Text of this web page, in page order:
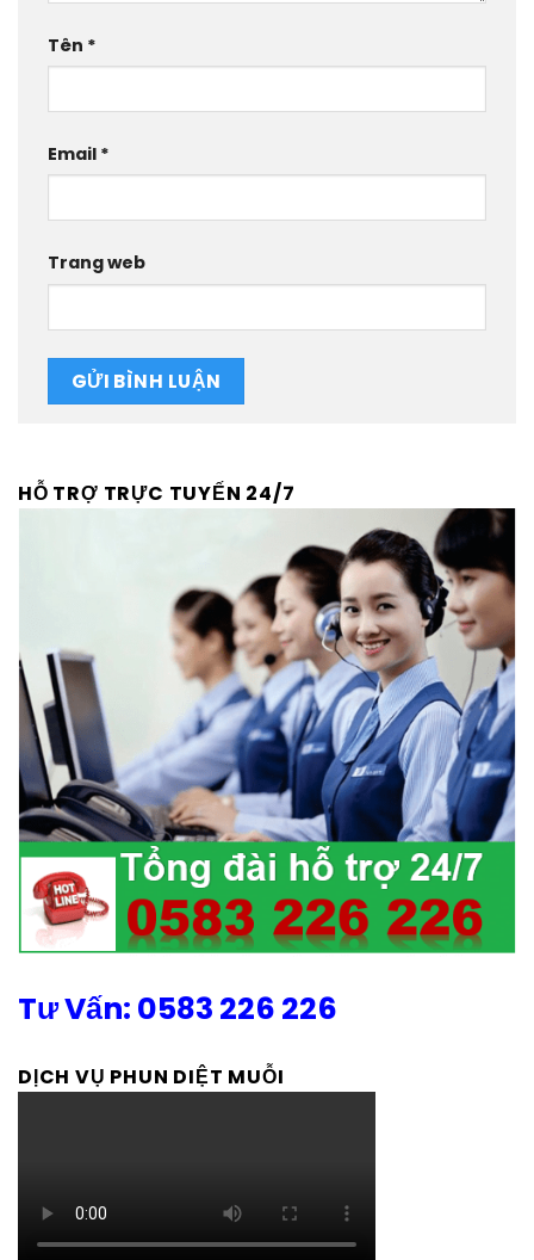
Tên *
Email *
Trang web
HỖ TRỢ TRỰC TUYẾN 24/7
Tư Vấn: 0583 226 226
DỊCH VỤ PHUN DIỆT MUỖI